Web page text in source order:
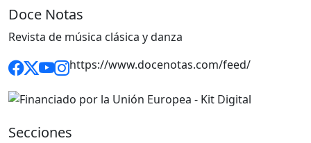
Doce Notas
Revista de música clásica y danza
https://www.docenotas.com/feed/
Secciones